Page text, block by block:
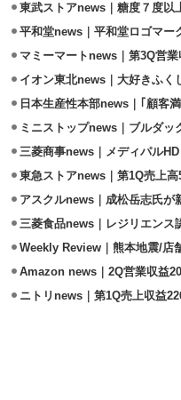
アスクルnews｜成松岳志氏が
三菱食品news｜レジリエンス